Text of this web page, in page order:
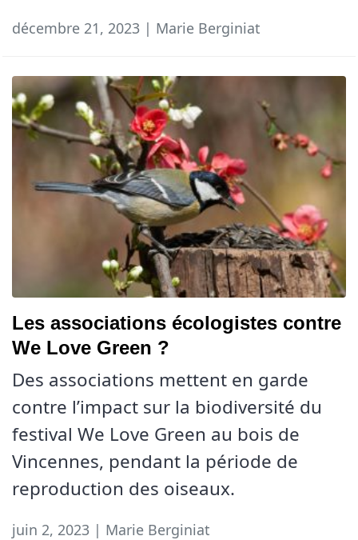
décembre 21, 2023 | Marie Berginiat
Les associations écologistes contre
We Love Green ?
Des associations mettent en garde
contre l’impact sur la biodiversité du
festival We Love Green au bois de
Vincennes, pendant la période de
reproduction des oiseaux.
juin 2, 2023 | Marie Berginiat